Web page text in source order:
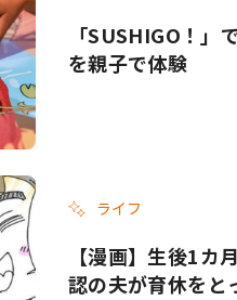
「SUSHIGO！
を親子で体験
ライフ
【漫画】生後1カ
認の夫が育休をと